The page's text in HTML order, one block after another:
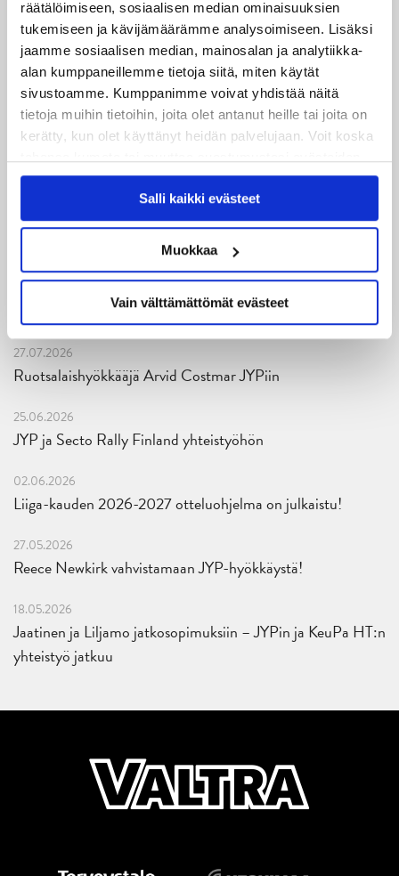
räätälöimiseen, sosiaalisen median ominaisuuksien
tukemiseen ja kävijämäärämme analysoimiseen. Lisäksi
jaamme sosiaalisen median, mainosalan ja analytiikka-
alan kumppaneillemme tietoja siitä, miten käytät
sivustoamme. Kumppanimme voivat yhdistää näitä
tietoja muihin tietoihin, joita olet antanut heille tai joita on
kerätty, kun olet käyttänyt heidän palvelujaan. Voit koska
käytöstäEvästeet-sivultamme.
Salli kaikki evästeet
Muokkaa
Vain välttämättömät evästeet
Tampere Cupin voittoa!
06.08.2026
JYPin kausi käyntiin Tampere Cupista!
05.08.2026
JYPin kapteenisto Liiga-kauteen 2026–2027 on nimetty
04.08.2026
Joukkueen yhteisharjoitukset ovat alkaneet – ensimmäinen
mittari luvassa jo heti viikonloppuna Tampere Cupissa!
JYPin harjoitusottelut tulevalle 2026-2027 kaudelle on
27.07.2026
Ruotsalaishyökkääjä Arvid Costmar JYPiin
25.06.2026
JYP ja Secto Rally Finland yhteistyöhön
02.06.2026
Liiga-kauden 2026-2027 otteluohjelma on julkaistu!
27.05.2026
Reece Newkirk vahvistamaan JYP-hyökkäystä!
18.05.2026
Jaatinen ja Liljamo jatkosopimuksiin – JYPin ja KeuPa HT:n
yhteistyö jatkuu